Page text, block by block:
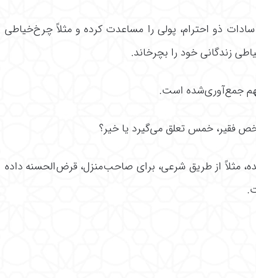
ذو احترام، پولی را مساعدت کرده و مثلاً چرخ‌خیاطی
زندگانی خود را بچرخاند.
جمع‌آوری‌شده است.
فقیر، خمس تعلق می‌گیرد یا خیر؟
مثلاً از طریق شرعی، برای صاحب‌منزل، قرض‌الحسنه داده